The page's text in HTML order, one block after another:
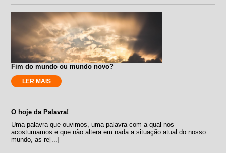
Fim do mundo ou mundo novo?
LER MAIS
O hoje da Palavra!
Uma palavra que ouvimos, uma palavra com a qual nos
acostumamos e que não altera em nada a situação atual do nosso
mundo, as re[...]